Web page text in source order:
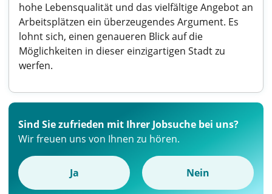
hohe Lebensqualität und das vielfältige Angebot an
Arbeitsplätzen ein überzeugendes Argument. Es
lohnt sich, einen genaueren Blick auf die
Möglichkeiten in dieser einzigartigen Stadt zu
werfen.
Sind Sie zufrieden mit Ihrer Jobsuche bei uns?
Wir freuen uns von Ihnen zu hören.
Ja Nein